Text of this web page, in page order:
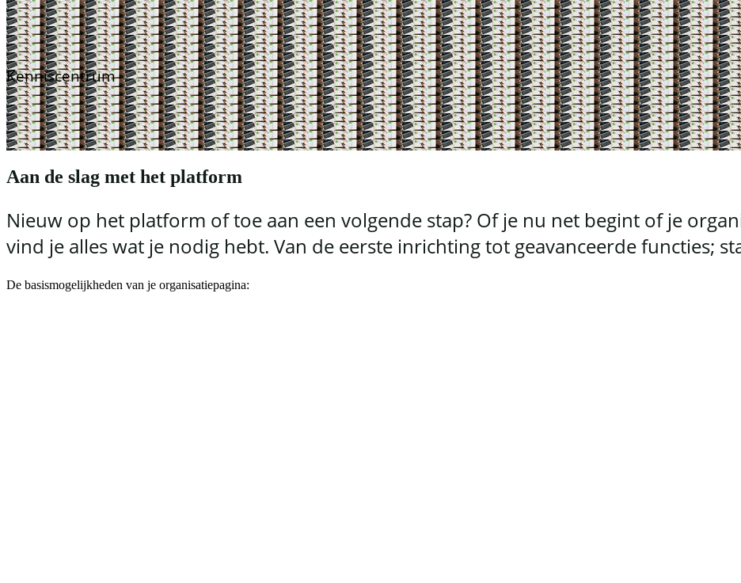
Kenniscentrum
Aan de slag met het platform
Nieuw op het platform of toe aan een volgende stap? Of je nu net begint of je
vind je alles wat je nodig hebt. Van de eerste inrichting tot geavanceerde functies;
De basismogelijkheden van je organisatiepagina: